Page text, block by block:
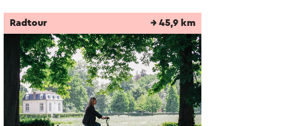
Radtour → 45,9 km